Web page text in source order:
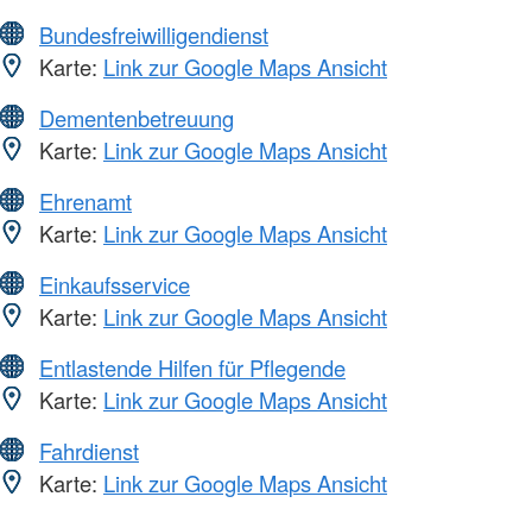
Bundesfreiwilligendienst
Karte: Link zur Google Maps Ansicht
Dementenbetreuung
Karte: Link zur Google Maps Ansicht
Ehrenamt
Karte: Link zur Google Maps Ansicht
Einkaufsservice
Karte: Link zur Google Maps Ansicht
Entlastende Hilfen für Pflegende
Karte: Link zur Google Maps Ansicht
Fahrdienst
Karte: Link zur Google Maps Ansicht